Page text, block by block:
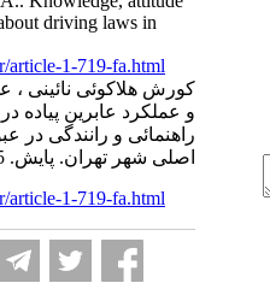
driving laws in
article-1-719-fa.html
کورش هلاکوئی نائینی
و عملکرد عابرین پیاده
راهنمائی و رانندگی در
اصلی شهر تهران. پایش. 1385; 6 (1)
article-1-719-fa.html